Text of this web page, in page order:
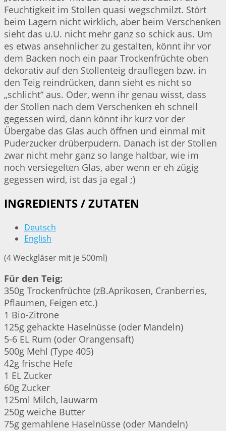
Feuchtigkeit im Stollen quasi wegschmilzt. Stört
beim Lagern nicht wirklich, aber beim Verschenken
sieht das u.U. nicht mehr ganz so schick aus. Um
es etwas ansehnlicher zu gestalten, könnt ihr vor
dem Backen noch ein paar Trockenfrüchte oben
dekorativ auf den Stollenteig drauflegen bzw. in
den Teig reindrücken, dann sieht es nicht so
„schlicht“ aus. Oder, wenn ihr genau wisst, dass
der Stollen nach dem Verschenken eh schnell
gegessen wird, dann könnt ihr kurz vor der
Übergabe das Glas auch öffnen und einmal mit
Puderzucker drüberpudern. Danach ist der Stollen
zwar nicht mehr ganz so lange haltbar, wie im
noch versiegelten Glas, aber wenn er eh zügig
gegessen wird, ist das ja egal ;)
INGREDIENTS / ZUTATEN
Deutsch
English
(4 Weckgläser mit je 500ml)
Für den Teig:
350g Trockenfrüchte (zB.Aprikosen, Cranberries,
Pflaumen, Feigen etc.)
1 Bio-Zitrone
125g gehackte Haselnüsse (oder Mandeln)
5-6 EL Rum (oder Orangensaft)
500g Mehl (Type 405)
42g frische Hefe
1 EL Zucker
60g Zucker
125ml Milch, lauwarm
250g weiche Butter
75g gemahlene Haselnüsse (oder Mandeln)